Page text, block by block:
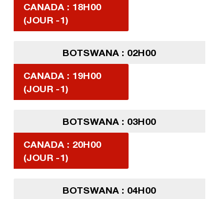
CANADA : 18H00
(JOUR -1)
BOTSWANA : 02H00
CANADA : 19H00
(JOUR -1)
BOTSWANA : 03H00
CANADA : 20H00
(JOUR -1)
BOTSWANA : 04H00